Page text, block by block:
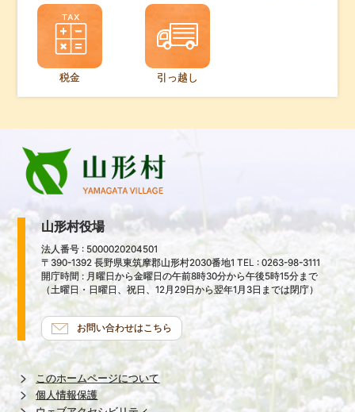
税金 引っ越し
山形村役場
法人番号 : 5000020204501
〒390-1392 長野県東筑摩郡山形村2030番地1 TEL : 0263-98-3111
開庁時間 : 月曜日から金曜日の午前8時30分から午後5時15分まで
（土曜日・日曜日、祝日、12月29日から翌年1月3日までは閉庁）
お問い合わせはこちら
このホームページについて
個人情報保護